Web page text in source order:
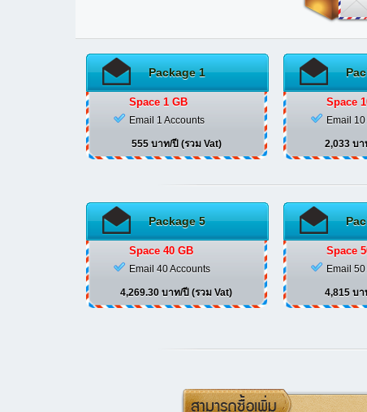
Package 1
Space 1 GB
Email 1 Accounts
555 บาท/ปี (รวม Vat)
Space
Email
2,033 บา
Package 5
Space 40 GB
Email 40 Accounts
4,269.30 บาท/ปี (รวม Vat)
Space
Email
4,815 บา